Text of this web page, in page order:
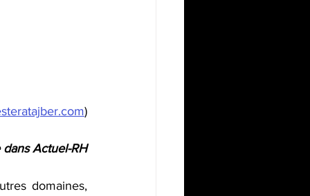
)
Actuel-RH
domaines,